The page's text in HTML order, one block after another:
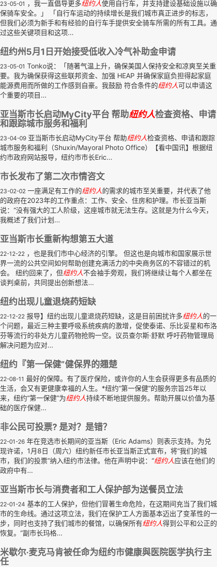
23-05-01 ，我一直倡导更多纽约人使用自行车，并支持建设基础设施以确
保骑车安全。」 「自行车运动的持续增长是我们城市真正进步的标志，
但我们必须为新手和有经验的自行车手提供安全骑车所需的所有工具。通
过这些关键项目和这项...
纽约州5月1日开始接受低收入冷气补助金申请
23-05-01 Tonko说：「随著气温上升，确保美国人保持安全和凉爽至关重
要。我为确保获得这些联邦资金、加强 HEAP 并确保家庭负担得起家庭
能源费用而所做的工作感到自豪。我鼓励 符合条件的纽约人可以申请这
个重要的项目...
亚当斯市长启动MyCity平台 帮助纽约人检查资格、申请
和跟踪城市服务和福利
23-04-09 亚当斯市长启动MyCity平台 帮助纽约人检查资格、申请和跟踪
城市服务和福利（Shuxin/Mayoral Photo Office）【看中国讯】根据纽
约市政府网站报导，纽约市市长Eric...
市长发布了第二次市情咨文
23-02-02 一座满足有工作的纽约人的需求的城市至关重要，并代表了他
的政府在2023年的工作重点：工作、安全、住房和护理。市长亚当斯
说：“没有强大的工人阶级，这座城市就无法生存。这就是为什么今天，
我概述了我们计划...
亚当斯市长重新构想第五大道
22-12-22 ，也是我们市中心经济的引擎。 但这也是向城市和国家展示世
界一流的公共空间如何帮助创建充满活力的中央商务区的不容错过的机
会。 纽约回来了，但纽约人不会袖手旁观，我们将继续让每个人都坐在
谈判桌前，共同提出创新想法...
纽约出现儿童退烧药短缺
22-12-22 报导】纽约出现儿童退烧药短缺，这是目前困扰许多纽约人的一
个问题，最近三种主要呼吸系统疾病的激增，促使泰诺、乐比妥星和布洛
芬等流行的非处方儿童药物抢购一空。议员查尔斯·舒默 呼吁药物管理局
解决问题为应对...
纽约『第一保健”健保界的翘楚
22-08-11 最好的保障。有了医疗保险，或许你的人生会获得更多有品质的
生活，会又有更健康幸福的人生。*纽约“第一保健”的服务宗旨25年以
来，纽约“第一保健”为纽约人持续不断地提供服务。帮助开展以价值为基
础的医疗保健...
非公民可投票? 是对？是错？
22-01-26 年在竞选市长期间的亚当斯（Eric Adams）则表示支持。为兑
现许诺，1月8日（周六）纽约新任市长亚当斯正式宣布，将“我们的城
市，我们的投票”纳入纽约市法律。他在声明中说：“纽约人应该在他们的
政府中有...
亚当斯市长与消费者和工人保护部为送餐员立法
22-01-24 基本的工人保护，但他们冒著生命危险，在这期间充当了我们城
市的生命线。通过这项立法，我们在保护工人方面基本迈出了变革性的一
步，同时也支持了我们城市的餐馆，以确保所有纽约人得到公平和公正的
恢复。”副市长玛格...
米歇尔·麦克马肯被任命为纽约市健康與医院医学执行主
任